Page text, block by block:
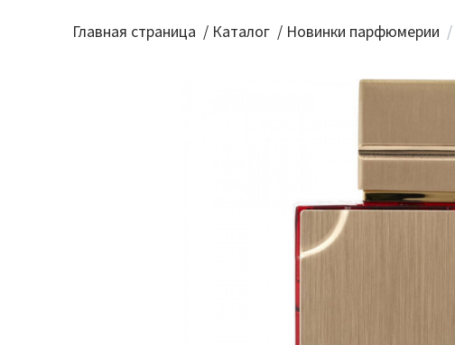
Главная страница / Каталог / Новинки парфюмерии /